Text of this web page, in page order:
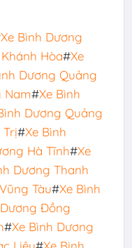
Xe Bình Dương
Hòa#Xe
Dương Quảng
Nam#Xe Bình
Dương Quảng
#Xe Bình
Hà Tĩnh#Xe
Dương Thanh
Tàu#Xe Bình
Đồng
#Xe Bình Dương